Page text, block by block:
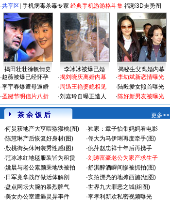
·共享区 手机病毒杀毒专家 经典手机游游格斗集 福彩3D走势图
揭田壮壮徐帆情史 李冰冰被爆已婚
揭秘生父离婚内幕
·赵薇被爆已经怀孕
·李宇春爆遭母逼婚
·圣诞节明信片八折
·揭刘晓庆离婚内幕
·周迅王艳婆媳相见
·刘嘉玲自曝正造人
·李幼斌新恋情曝光
·陆毅爱女照首曝光
·陈好新男友被曝光
茶 余 饭 后
更多>>
·何炅获地产大亨喂猕猴桃(图) ·独家：章子怡带妈妈看电影
·陈慧琳产后恢复好身材(图) ·佟大为马伊琍再度牵手(图)
·殷桃街头休闲装秀性感(图) ·倪萍赵忠祥十年后再携手
·范冰冰红地毯服装皆为租赁 ·刘涛富豪老公为家产求生子
·姚晨与老公素颜乘地铁被拍 ·舒淇醉酒瞬间惨被抓拍(图)
· 日军竟拿战俘做活体解剖 ·实拍漂亮的地摊西施(组图)
·盘点网坛大腕的暴烈脾气 ·世界九大罪恶之城(组图)
·美女办公室遭遇灵异事件 ·李孝利新欢私密视频曝光